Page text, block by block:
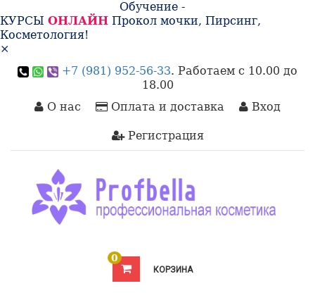
Обучение -
КУРСЫ ОНЛАЙН Прокол мочки, Пирсинг,
Косметология!
×
+7 (981) 952-56-33. Работаем с 10.00 до
18.00
О нас
Оплата и доставка Вход
Регистрация
КОРЗИНА
0